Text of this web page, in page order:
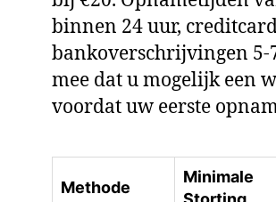
binnen 24 uur,
bankoverschrijvingen
mee dat u mogelijk een
voordat uw eerste
Methode
Minimale